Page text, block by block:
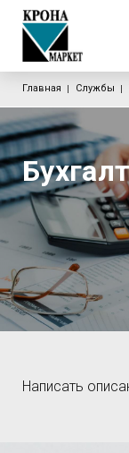
Строка
Главная Службы
Написать